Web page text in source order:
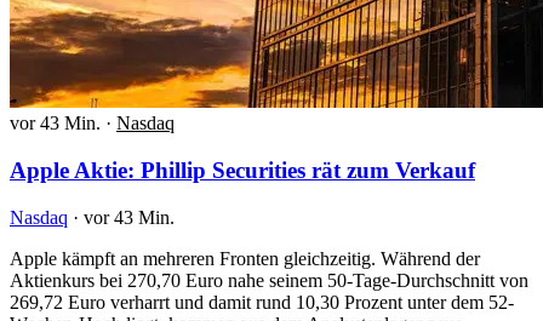
vor 43 Min. · Nasdaq
Apple Aktie: Phillip Securities rät zum Verkauf
Nasdaq · vor 43 Min.
Apple kämpft an mehreren Fronten gleichzeitig. Während der
Aktienkurs bei 270,70 Euro nahe seinem 50-Tage-Durchschnitt von
269,72 Euro verharrt und damit rund 10,30 Prozent unter dem 52-